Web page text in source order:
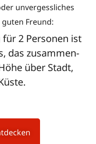
unver­gess­li­ches
Freund:
2 Per­sonen ist
das zusam­men­
über Stadt,